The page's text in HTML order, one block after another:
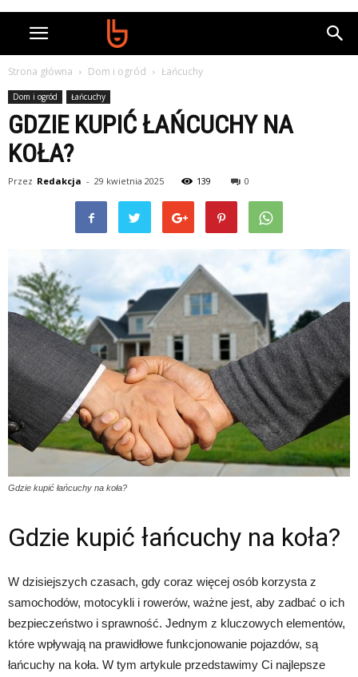
Strona główna Dom i ogród Łańcuchy
Dom i ogród Łańcuchy
GDZIE KUPIĆ ŁAŃCUCHY NA
KOŁA?
Przez Redakcja - 29 kwietnia 2025 139 0
Gdzie kupić łańcuchy na koła?
Gdzie kupić łańcuchy na koła?
W dzisiejszych czasach, gdy coraz więcej osób korzysta z
samochodów, motocykli i rowerów, ważne jest, aby zadbać o ich
bezpieczeństwo i sprawność. Jednym z kluczowych elementów,
które wpływają na prawidłowe funkcjonowanie pojazdów, są
łańcuchy na koła. W tym artykule przedstawimy Ci najlepsze